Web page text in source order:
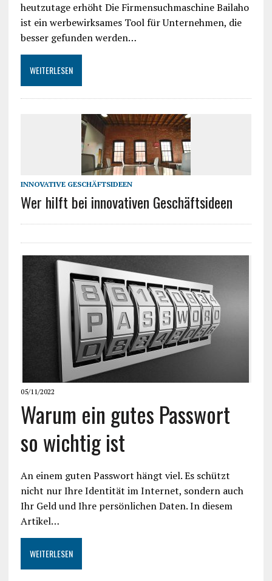
heutzutage erhöht Die Firmensuchmaschine Bailaho
ist ein werbewirksames Tool für Unternehmen, die
besser gefunden werden…
WEITERLESEN
INNOVATIVE GESCHÄFTSIDEEN
Wer hilft bei innovativen Geschäftsideen
05/11/2022
Warum ein gutes Passwort
so wichtig ist
An einem guten Passwort hängt viel. Es schützt
nicht nur Ihre Identität im Internet, sondern auch
Ihr Geld und Ihre persönlichen Daten. In diesem
Artikel…
WEITERLESEN